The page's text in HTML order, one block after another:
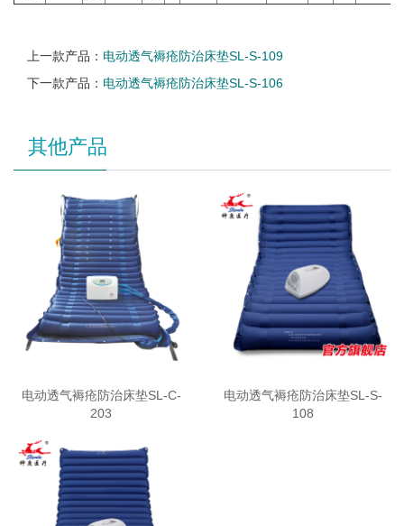
上一款产品： 电动透气褥疮防治床垫SL-S-109
下一款产品： 电动透气褥疮防治床垫SL-S-106
其他产品
电动透气褥疮防治床垫SL-C-
203
电动透气褥疮防治床垫SL-S-
108